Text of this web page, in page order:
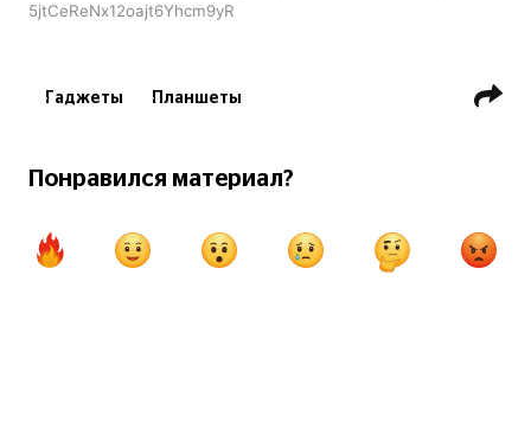
5jtCeReNx12oajt6Yhcm9yR
Гаджеты Планшеты
Понравился материал?